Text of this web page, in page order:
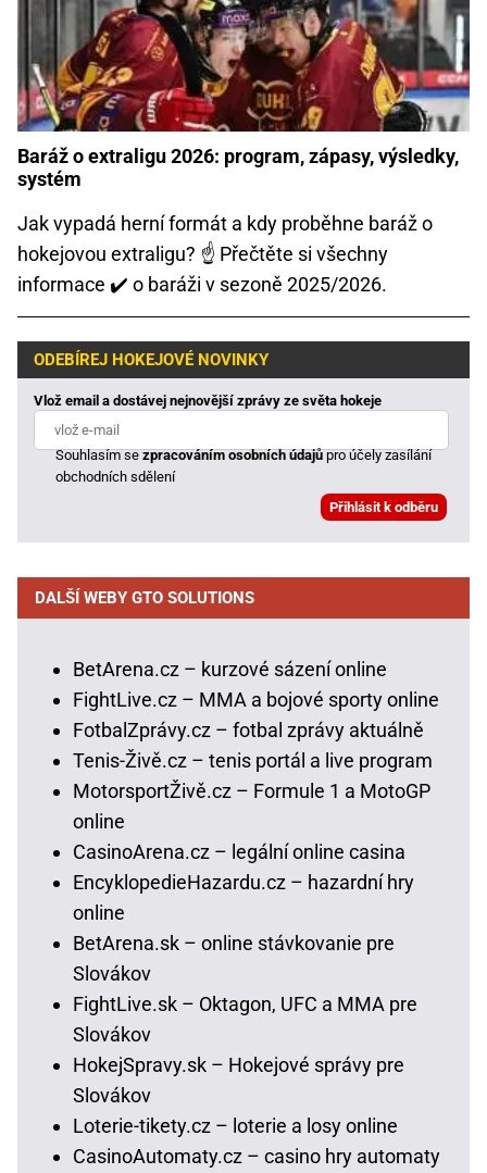
Baráž o extraligu 2026: program, zápasy, výsledky,
systém
Jak vypadá herní formát a kdy proběhne baráž o
hokejovou extraligu? ☝ Přečtěte si všechny
informace ✔️ o baráži v sezoně 2025/2026.
ODEBÍREJ HOKEJOVÉ NOVINKY
Vlož email a dostávej nejnovější zprávy ze světa hokeje
Souhlasím sezpracováním osobních údajůpro účely zasílání
obchodních sdělení
DALŠÍ WEBY GTO SOLUTIONS
BetArena.cz – kurzové sázení online
FightLive.cz – MMA a bojové sporty online
FotbalZprávy.cz – fotbal zprávy aktuálně
Tenis-Živě.cz – tenis portál a live program
MotorsportŽivě.cz – Formule 1 a MotoGP
online
CasinoArena.cz – legální online casina
EncyklopedieHazardu.cz – hazardní hry
online
BetArena.sk – online stávkovanie pre
Slovákov
FightLive.sk – Oktagon, UFC a MMA pre
Slovákov
HokejSpravy.sk – Hokejové správy pre
Slovákov
Loterie-tikety.cz – loterie a losy online
CasinoAutomaty.cz – casino hry automaty